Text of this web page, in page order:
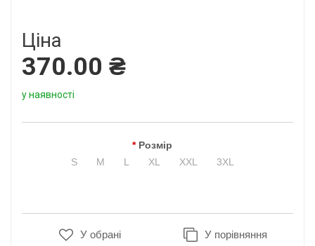
Ціна
370.00 ₴
у наявності
Розмір
S
M L XL XXL 3XL
У обрані У порівняння